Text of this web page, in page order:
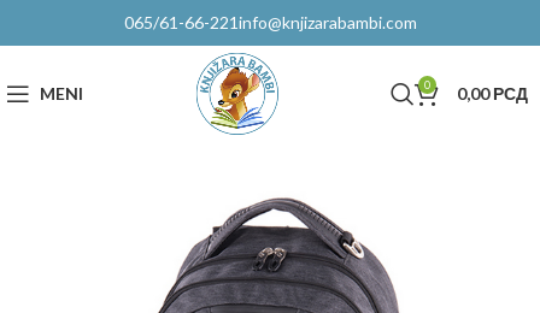
065/61-66-221info@knjizarabambi.com
MENI 0 0,00РСД